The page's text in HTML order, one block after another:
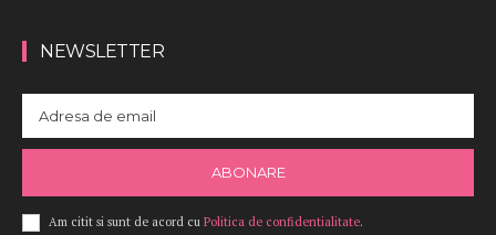
NEWSLETTER
ABONARE
Am citit si sunt de acord cu Politica de confidentialitate.